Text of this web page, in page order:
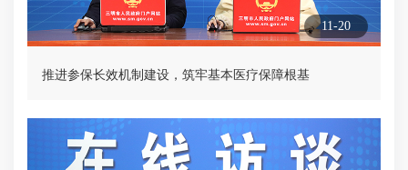
11-20
推进参保长效机制建设，筑牢基本医疗保障根基